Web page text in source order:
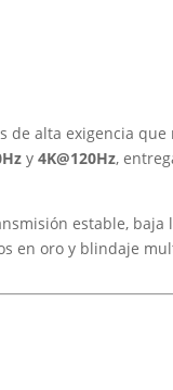
de alta exigencia
y4K@120Hz,
estable, baja
en oro y blindaje